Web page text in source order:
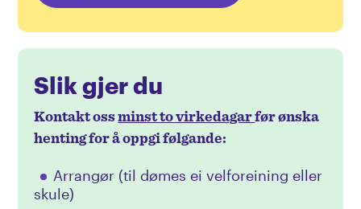
Slik gjer du
Kontakt ossminst to virkedagarfør ønska
henting for å oppgi følgande:
Arrangør (til dømes ei velforeining eller
skule)